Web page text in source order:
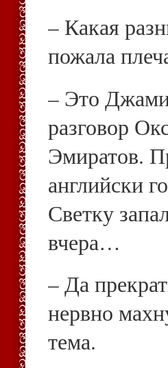
– Какая
пожала
– Это
разговор
Эмиратов.
английски
Светку
вчера…
– Да
нервно
тема.